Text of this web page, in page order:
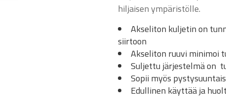
hiljaisen ympäristölle.
Akseliton kuljetin on
siirtoon
Akseliton ruuvi minimoi
Suljettu järjestelmä on
Sopii myös
Edullinen käyttää ja